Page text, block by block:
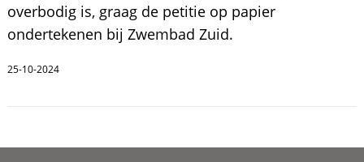
overbodig is, graag de petitie op papier
ondertekenen bij Zwembad Zuid.
25-10-2024